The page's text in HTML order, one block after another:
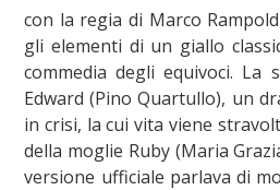
con la regia di Marco
gli elementi di un giallo
commedia degli equivoci.
Edward (Pino Quartullo), un
in crisi, la cui vita viene
della moglie Ruby (Maria
versione ufficiale parlava di